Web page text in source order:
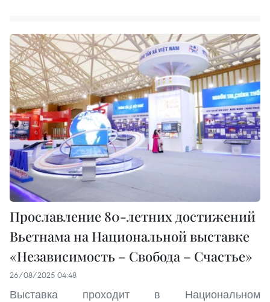
Прославление 80-летних достижений
Вьетнама на Национальной выставке
«Независимость – Свобода – Счастье»
26/08/2025 04:48
Выставка проходит в Национальном